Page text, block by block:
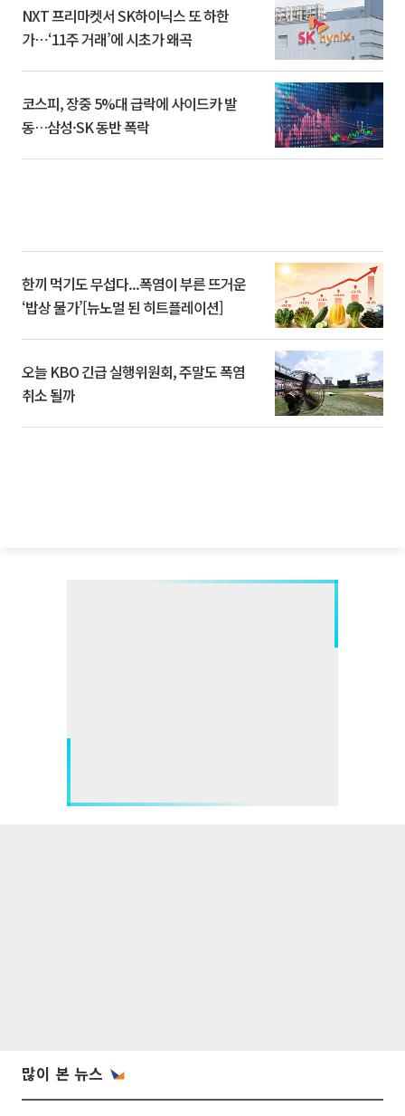
NXT 프리마켓서 SK하이닉스 또 하한
가⋯‘11주 거래’에 시초가 왜곡
코스피, 장중 5%대 급락에 사이드카 발
동…삼성·SK 동반 폭락
한끼 먹기도 무섭다...폭염이 부른 뜨거운
‘밥상 물가’[뉴노멀 된 히트플레이션]
오늘 KBO 긴급 실행위원회, 주말도 폭염
취소 될까
많이 본 뉴스